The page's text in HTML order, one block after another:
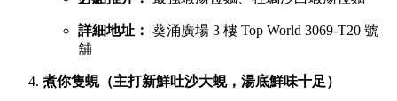
詳細地址： 葵涌廣場 3 樓 Top World 3069-T20 號
舖
煮你隻蜆（主打新鮮吐沙大蜆，湯底鮮味十足）